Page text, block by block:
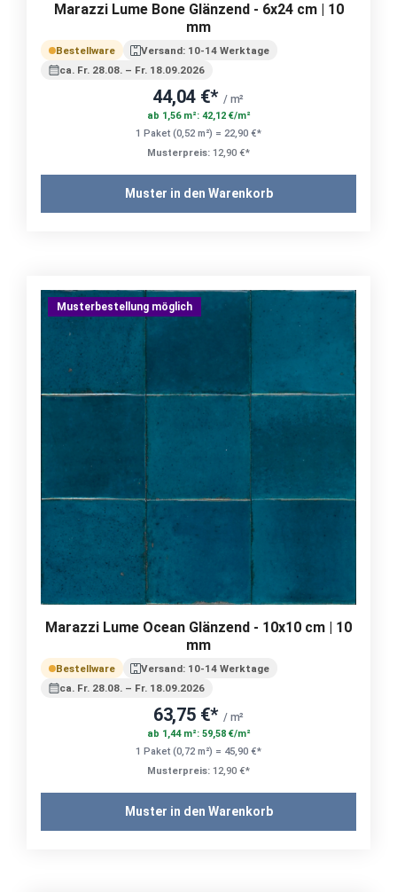
Marazzi Lume Bone Glänzend - 6x24 cm | 10
mm
Bestellware
Versand: 10-14 Werktage
ca. Fr. 28.08. – Fr. 18.09.2026
44,04 €* / m²
ab 1,56 m²: 42,12 €/m²
1 Paket (0,52 m²) = 22,90 €*
Musterpreis: 12,90 €*
Muster in den Warenkorb
Musterbestellung möglich
Marazzi Lume Ocean Glänzend - 10x10 cm | 10
mm
Bestellware
Versand: 10-14 Werktage
ca. Fr. 28.08. – Fr. 18.09.2026
63,75 €* / m²
ab 1,44 m²: 59,58 €/m²
1 Paket (0,72 m²) = 45,90 €*
Musterpreis: 12,90 €*
Muster in den Warenkorb